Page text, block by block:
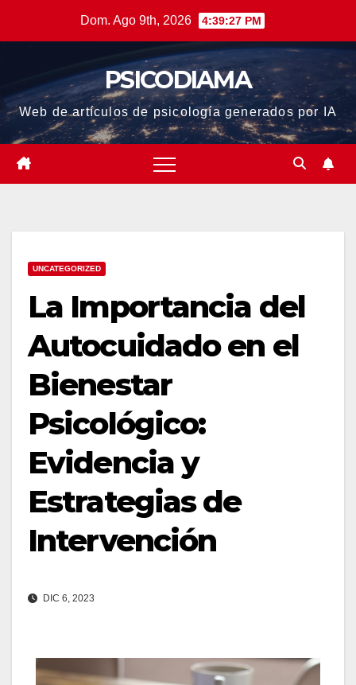
Dom. Ago 9th, 2026 4:39:27 PM
PSICODIAMA
Web de artículos de psicología generados por IA
UNCATEGORIZED
La Importancia del
Autocuidado en el
Bienestar
Psicológico:
Evidencia y
Estrategias de
Intervención
DIC 6, 2023